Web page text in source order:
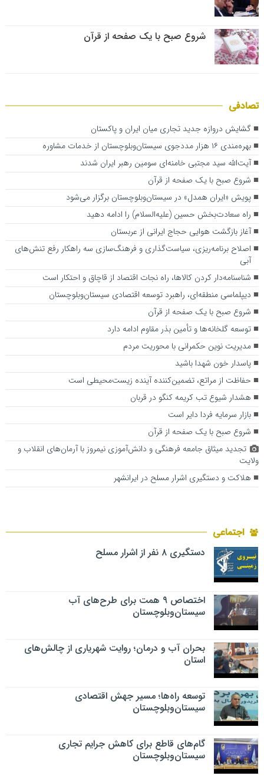
شروع صبح با یک صفحه از قرآن
تصادفی
گشایش دروازه‌ جدید تجاری میان ایران و پاکستان
بهره‌مندی ۱۶ هزار مددجوی سیستان‌وبلوچستان از خدمات مشاوره
آیت‌الله سید مجتبی خامنه‌ای سومین رهبر ایران شدند
شروع صبح با یک صفحه از قرآن
پویش «ایران همدل» در سیستان‌و‌بلوچستان برگزار می‌شود
راه سعادت‌بخش حسین (علیه‌السلام) را ادامه دهید
آغاز بازگشت هوایی حجاج ایرانی از عربستان
اصلاح برنامه‌ریزی، سیاست‌گذاری و فرهنگ‌سازی سه راهکار رفع تنش‌های
آبی
شناسنامه‌دار کردن کالاها، راه نجات اقتصاد از قاچاق و احتکار است
دیپلماسی منطقه‌ای، راهبرد توسعه اقتصادی سیستان‌وبلوچستان
شروع صبح با یک صفحه از قرآن
توسعه گلخانه‌ها و تأمین بذر مقاوم ادامه دارد
مدیریت نوین حکمرانی با محوریت مردم
پاسدار خون شهدا باشید
حفاظت از مراتع، تضمین‌کننده آینده زیست‌محیطی است
هشدار شیوع تب کریمه کنگو در قربان
بازار سرمایه فردا دایر است
شروع صبح با یک صفحه از قرآن
تجدید میثاق جامعه فرهنگی و دانش‌آموزی نیمروز با آرمان‌های انقلاب و
ولایت
هلاکت و دستگیری اشرار مسلح در ایرانشهر
اجتماعی
دستگیری ۸ نفر از اشرار مسلح
اختصاص ۹ همت برای طرح‌های آب
سیستان‌وبلوچستان
بحران آب و درمان؛ روایت شهریاری از چالش‌های
استان
توسعه راه‌ها؛ مسیر جهش اقتصادی
سیستان‌وبلوچستان
گام‌های قاطع برای کاهش جرایم تجاری
سیستان‌وبلوچستان